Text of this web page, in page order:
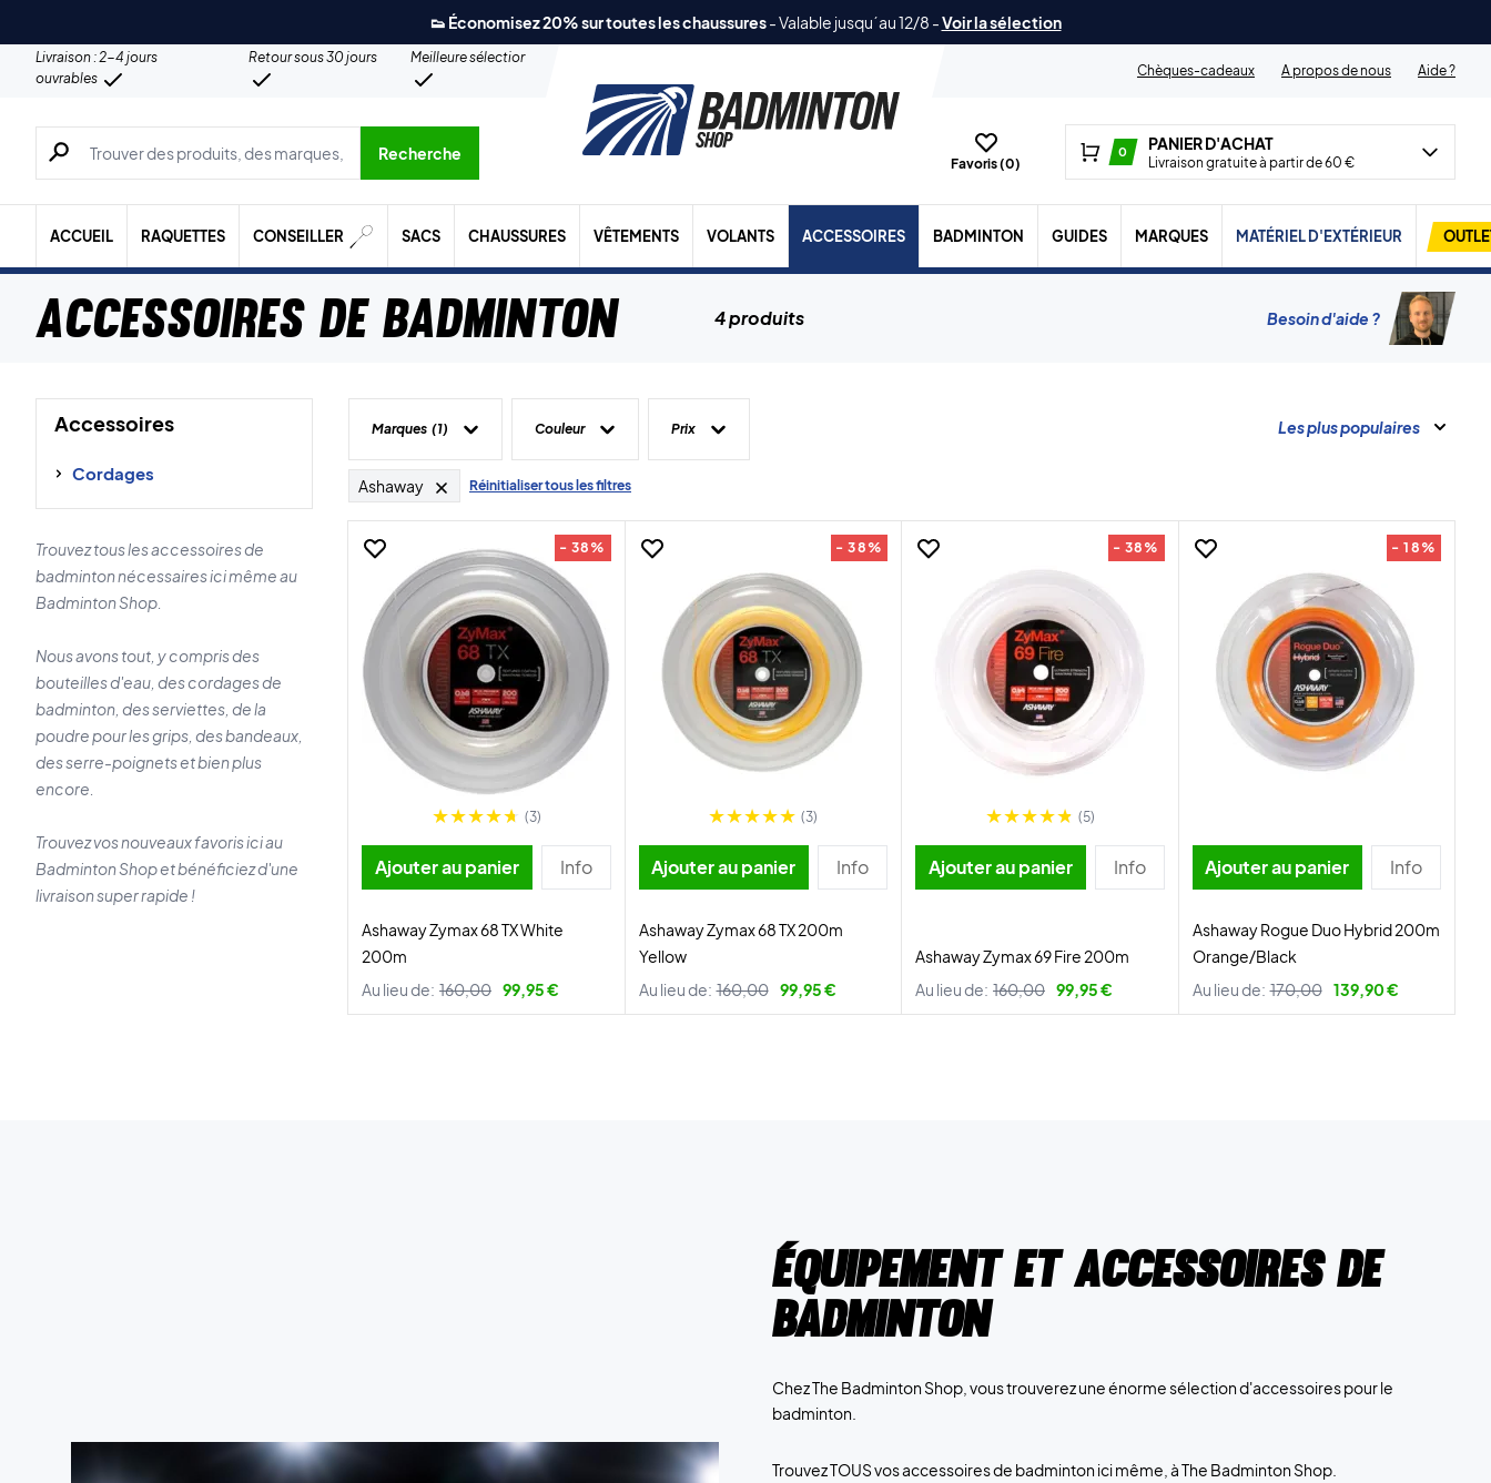
👟 Économisez 20% sur toutes les chaussures-Valable jusqu´au 12/8 -Voir la sélection
Livraison : 2-4 jours
ouvrables
Retour sous 30 jours
Meilleure sélection
Chèques-cadeaux
A propos de nous Aide ?
Recherche de produits, de marques, etc.
Recherche
Favoris (0)
0 PANIER D'ACHAT
Livraison gratuite à partir de 60 €
ACCUEIL RAQUETTES CONSEILLER SACS CHAUSSURES VÊTEMENTS VOLANTS ACCESSOIRES BADMINTON GUIDES MARQUES MATÉRIEL D'EXTÉRIEUR
Accessoires de badminton 4 produits Besoin d'aide ?
Accessoires
Cordages
Trouvez tous les accessoires de
badminton nécessaires ici même au
Badminton Shop.
Nous avons tout, y compris des
bouteilles d'eau, des cordages de
badminton, des serviettes, de la
poudre pour les grips, des bandeaux,
des serre-poignets et bien plus
encore.
Trouvez vos nouveaux favoris ici au
Badminton Shop et bénéficiez d'une
livraison super rapide !
Marques (1) Couleur Prix
Ashaway Réinitialiser tous les filtres
Les plus populaires
- 38%
(3)
Ajouter au panier Info
Ashaway Zymax 68 TX White
200m
Au lieu de: 160,00 99,95 €
- 38%
(3)
Ajouter au panier Info
Ashaway Zymax 68 TX 200m
Yellow
Au lieu de: 160,00 99,95 €
- 38%
(5)
Ajouter au panier Info
Ashaway Zymax 69 Fire 200m
Au lieu de: 160,00 99,95 €
- 18%
Ajouter au panier Info
Ashaway Rogue Duo Hybrid 200m
Orange/Black
Au lieu de: 170,00 139,90 €
Équipement et accessoires de
badminton
Chez The Badminton Shop, vous trouverez une énorme sélection d'accessoires pour le
badminton.
Trouvez TOUS vos accessoires de badminton ici même, à The Badminton Shop.